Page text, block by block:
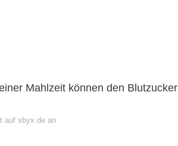
Mahlzeit können den Blutzucker
auf xbyx.de an